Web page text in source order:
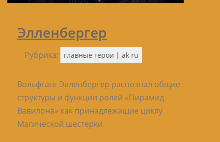
Элленбергер
Рубрика: главные герои | ak ru
Вольфганг Элленбергер распознал общие
структуры и функции ролей «Пирамид
Вавилона» как принадлежащие циклу
Магической шестерки.